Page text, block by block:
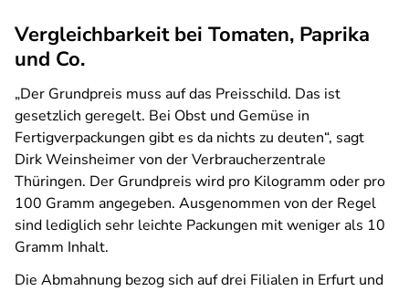
Vergleichbarkeit bei Tomaten, Paprika
und Co.
„Der Grundpreis muss auf das Preisschild. Das ist
gesetzlich geregelt. Bei Obst und Gemüse in
Fertigverpackungen gibt es da nichts zu deuten“, sagt
Dirk Weinsheimer von der Verbraucherzentrale
Thüringen. Der Grundpreis wird pro Kilogramm oder pro
100 Gramm angegeben. Ausgenommen von der Regel
sind lediglich sehr leichte Packungen mit weniger als 10
Gramm Inhalt.
Die Abmahnung bezog sich auf drei Filialen in Erfurt und